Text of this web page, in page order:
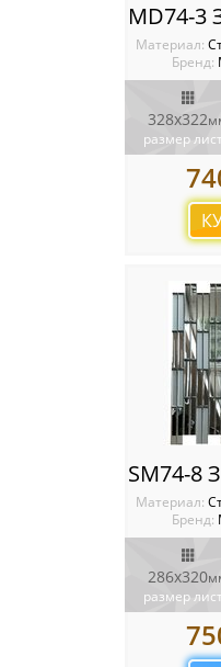
Материал:
Бренд:
328х322
размер
Материал:
Бренд:
286х320
размер